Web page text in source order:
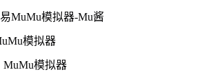
MuMu模拟器-Mu酱
模拟器
MuMu模拟器